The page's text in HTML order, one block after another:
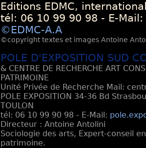
Editions EDMC,
tél: 06 10 99 90 98 - E-Mail:
©EDMC-A.A
©copyright textes et images Antoine
POLE D'EXPOSITION SUD
& CENTRE DE RECHERCHE ART
PATRIMOINE
Unité Privée de Recherche Mail:
POLE EXPOSITION 34-36 Bd
TOULON
tél: 06 10 99 90 98 - E-Mail:
Directeur : Antoine Antolini
Sociologie des arts, Expert-conseil
patrimoine.